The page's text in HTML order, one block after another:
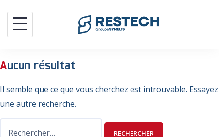
contenu
aucun résultat
Il semble que ce que vous cherchez est introuvable. Essayez
une autre recherche.